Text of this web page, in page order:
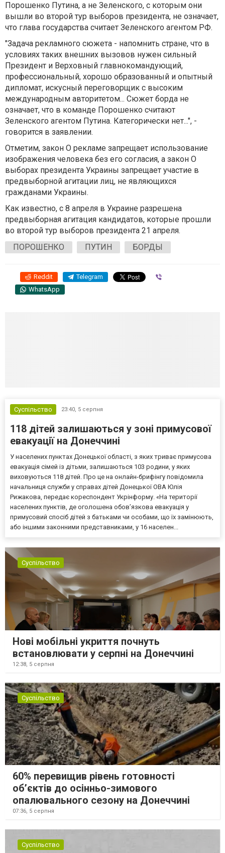
Порошенко Путина, а не Зеленского, с которым они
вышли во второй тур выборов президента, не означает,
что глава государства считает Зеленского агентом РФ.
"Задача рекламного сюжета - напомнить стране, что в
условиях таких внешних вызовов нужен сильный
Президент и Верховный главнокомандующий,
профессиональный, хорошо образованный и опытный
дипломат, искусный переговорщик с высоким
международным авторитетом... Сюжет борда не
означает, что в команде Порошенко считают
Зеленского агентом Путина. Категорически нет...", -
говорится в заявлении.
Отметим, закон О рекламе запрещает использование
изображения человека без его согласия, а закон О
выборах президента Украины запрещает участие в
предвыборной агитации лиц, не являющихся
гражданами Украины.
Как известно, с 8 апреля в Украине разрешена
предвыборная агитация кандидатов, которые прошли
во второй тур выборов президента 21 апреля.
ПОРОШЕНКО
ПУТИН БОРДЫ
Reddit Telegram
WhatsApp
Суспільство 23:40, 5 серпня
118 дітей залишаються у зоні примусової
евакуації на Донеччині
У населених пунктах Донецької області, з яких триває примусова
евакуація сімей із дітьми, залишаються 103 родини, у яких
виховуються 118 дітей. Про це на онлайн-брифінгу повідомила
начальниця служби у справах дітей Донецької ОВА Юлія
Рижакова, передає кореспондент Укрінформу. «На території
населених пунктів, де оголошена обов’язкова евакуація у
примусовий спосіб дітей з батьками чи особами, що їх замінюють,
або іншими законними представниками, у 16 населен...
Суспільство
Нові мобільні укриття почнуть
встановлювати у серпні на Донеччині
12:38, 5 серпня
Суспільство
60% перевищив рівень готовності
об’єктів до осінньо-зимового
опалювального сезону на Донеччині
07:36, 5 серпня
Суспільство